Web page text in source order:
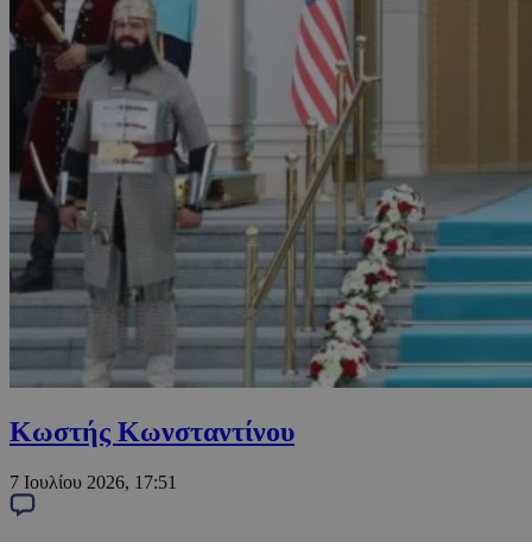
Κωστής Κωνσταντίνου
7 Ιουλίου 2026, 17:51